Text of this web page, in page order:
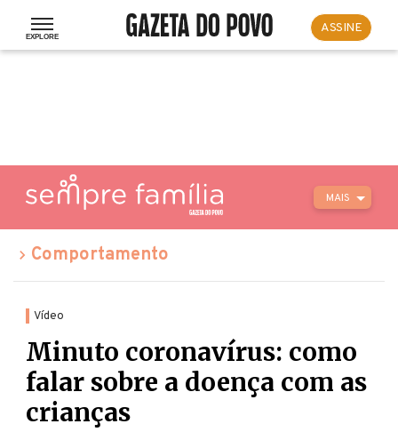
ASSINE
MAIS
Comportamento
Vídeo
Minuto coronavírus: como
falar sobre a doença com as
crianças